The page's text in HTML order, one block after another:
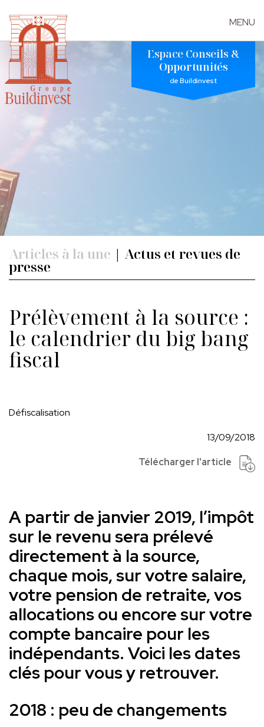
Skip
content
MENU
Espace Conseils &
Opportunités
de Buildinvest
Articles à la une | Actus et revues de
presse
Prélèvement à la source :
le calendrier du big bang
fiscal
Défiscalisation
13/09/2018
Télécharger l'article
A partir de janvier 2019, l’impôt
sur le revenu sera prélevé
directement à la source,
chaque mois, sur votre salaire,
votre pension de retraite, vos
allocations ou encore sur votre
compte bancaire pour les
indépendants. Voici les dates
clés pour vous y retrouver.
2018 : peu de changements